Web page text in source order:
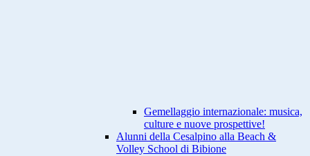
Gemellaggio internazionale: musica,
culture e nuove prospettive!
Alunni della Cesalpino alla Beach &
Volley School di Bibione